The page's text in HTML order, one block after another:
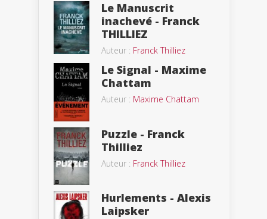
Le Manuscrit
inachevé - Franck
THILLIEZ
Auteur : Franck Thilliez
Le Signal - Maxime
Chattam
Auteur : Maxime Chattam
Puzzle - Franck
Thilliez
Auteur : Franck Thilliez
Hurlements - Alexis
Laipsker